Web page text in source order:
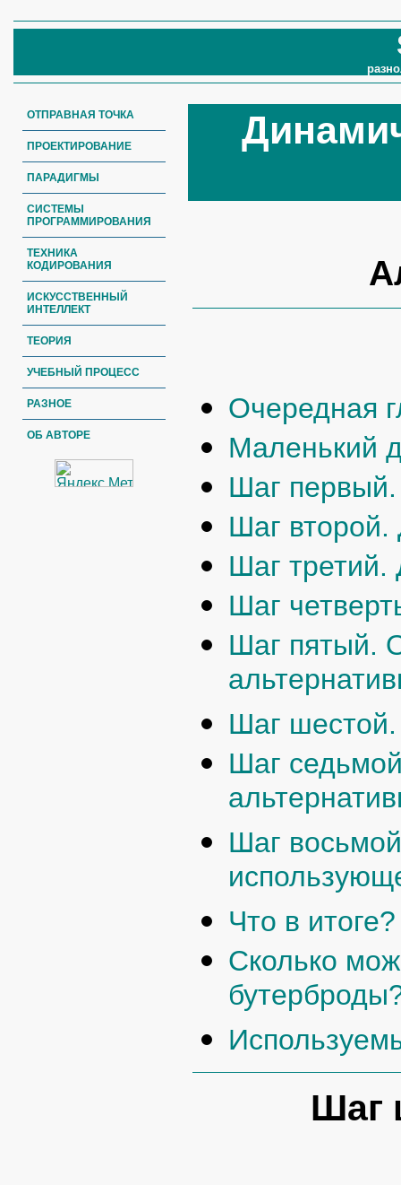
ОТПРАВНАЯ ТОЧКА
ПРОЕКТИРОВАНИЕ
ПАРАДИГМЫ
СИСТЕМЫ
ПРОГРАММИРОВАНИЯ
ТЕХНИКА
КОДИРОВАНИЯ
ИСКУССТВЕННЫЙ
ИНТЕЛЛЕКТ
ТЕОРИЯ
УЧЕБНЫЙ ПРОЦЕСС
РАЗНОЕ
ОБ АВТОРЕ
Очередная
Маленький
Шаг
Шаг второй.
Шаг третий.
Шаг
Шаг пятый.
Шаг
Шаг
Шаг
Что в итоге?
Сколько
Шаг